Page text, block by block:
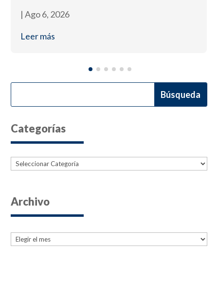
| Ago 6, 2026
Leer más
Categorías
Categorías
Archivo
Archives